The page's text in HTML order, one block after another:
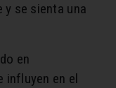
y se sienta una
en
influyen en el